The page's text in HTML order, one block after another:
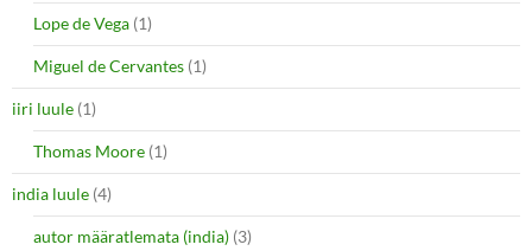
Lope de Vega (1)
Miguel de Cervantes (1)
iiri luule (1)
Thomas Moore (1)
india luule (4)
autor määratlemata (india) (3)